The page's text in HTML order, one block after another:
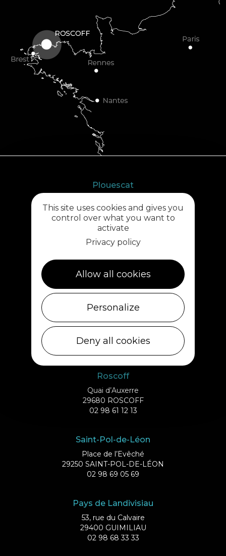
Plouescat
29430 PLOUESCAT
02 98 69 62 18
Cléder
29233 CLÉDER
Ile de Batz
Débarcadère
29253 ILE DE BATZ
02 98 61 75 70
Roscoff
Quai d’Auxerre
29680 ROSCOFF
02 98 61 12 13
Saint-Pol-de-Léon
Place de l’Evêché
29250 SAINT-POL-DE-LÉON
02 98 69 05 69
Pays de Landivisiau
53, rue du Calvaire
29400 GUIMILIAU
02 98 68 33 33
This site uses cookies and gives you
control over what you want to
activate
Privacy policy
Allow all cookies
Personalize
Deny all cookies